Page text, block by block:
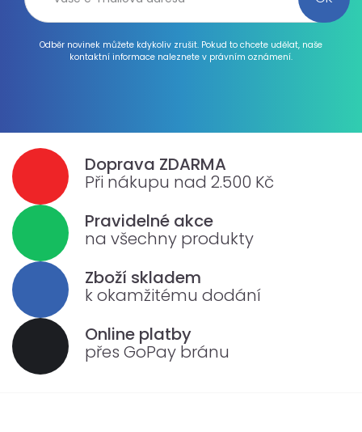
Odběr novinek můžete kdykoliv zrušit. Pokud to chcete udělat, naše
kontaktní informace naleznete v právním oznámení.
Doprava ZDARMA
Při nákupu nad 2.500 Kč
Pravidelné akce
na všechny produkty
Zboží skladem
k okamžitému dodání
Online platby
přes GoPay bránu